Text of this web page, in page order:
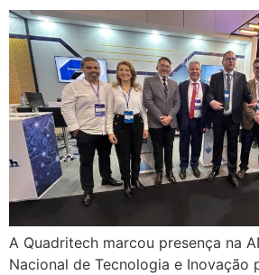
A Quadritech marcou presença na
Nacional de Tecnologia e Inovação